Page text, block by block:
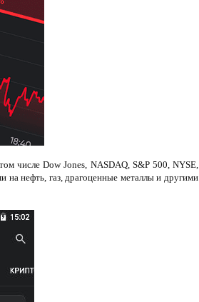
числе Dow Jones, NASDAQ, S&P 500, NYSE,
на нефть, газ, драгоценные металлы и другими